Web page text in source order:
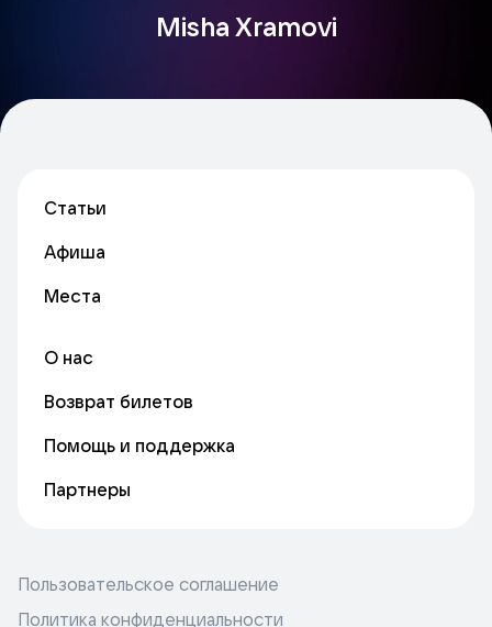
Misha Xramovi
Статьи
Афиша
Места
О нас
Возврат билетов
Помощь и поддержка
Партнеры
Пользовательское соглашение
Политика конфиденциальности